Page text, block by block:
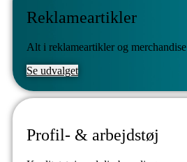
Reklameartikler
Alt i reklameartikler og merchandise
Se udvalget
Profil- & arbejdstøj